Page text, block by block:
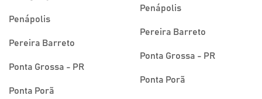
Penápolis
Pereira Barreto
Ponta Grossa - PR
Ponta Porã
Penápolis
Pereira Barreto
Ponta Grossa - PR
Ponta Porã